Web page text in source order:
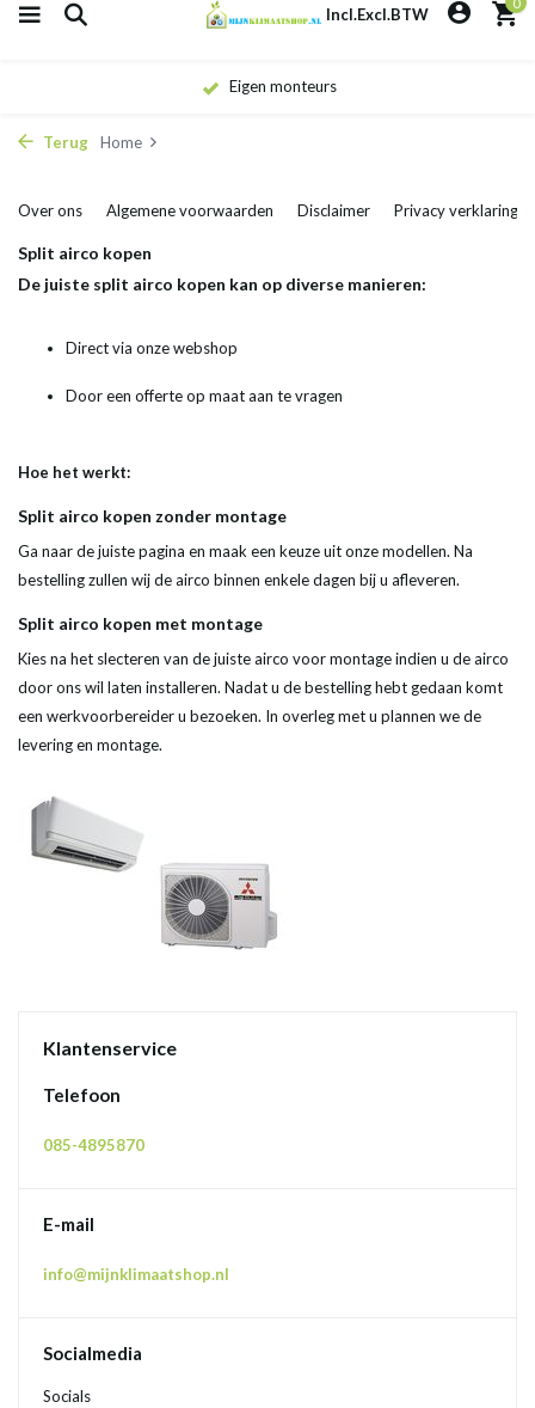
Incl.Excl.BTW
Eigen monteurs
Terug Home
Over ons Algemene voorwaarden Disclaimer Privacy verklaring
Split airco kopen
De juiste split airco kopen kan op diverse manieren:
Direct via onze webshop
Door een offerte op maat aan te vragen
Hoe het werkt:
Split airco kopen zonder montage
Ga naar de juiste pagina en maak een keuze uit onze modellen. Na
bestelling zullen wij de airco binnen enkele dagen bij u afleveren.
Split airco kopen met montage
Kies na het slecteren van de juiste airco voor montage indien u de airco
door ons wil laten installeren. Nadat u de bestelling hebt gedaan komt
een werkvoorbereider u bezoeken. In overleg met u plannen we de
levering en montage.
Klantenservice
Telefoon
085-4895870
E-mail
info@mijnklimaatshop.nl
Socialmedia
Socials